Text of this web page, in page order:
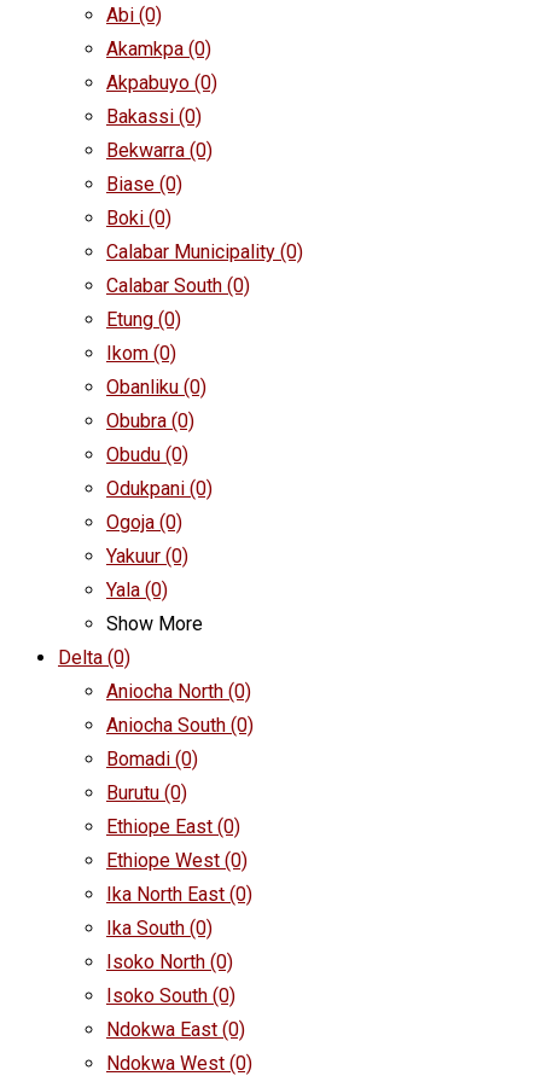
Abi (0)
Akamkpa (0)
Akpabuyo (0)
Bakassi (0)
Bekwarra (0)
Biase (0)
Boki (0)
Calabar Municipality (0)
Calabar South (0)
Etung (0)
Ikom (0)
Obanliku (0)
Obubra (0)
Obudu (0)
Odukpani (0)
Ogoja (0)
Yakuur (0)
Yala (0)
Show More
Delta (0)
Aniocha North (0)
Aniocha South (0)
Bomadi (0)
Burutu (0)
Ethiope East (0)
Ethiope West (0)
Ika North East (0)
Ika South (0)
Isoko North (0)
Isoko South (0)
Ndokwa East (0)
Ndokwa West (0)